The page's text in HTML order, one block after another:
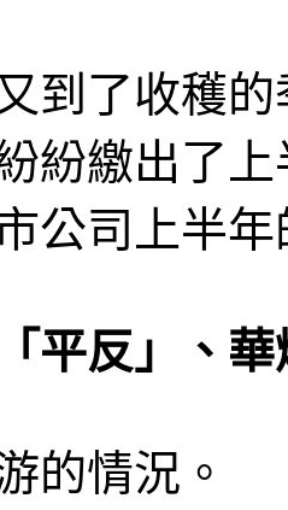
到了收穫
紛繳出了
公司上半
平反」、
的情況。